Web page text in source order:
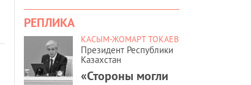
РЕПЛИКА
КАСЫМ-ЖОМАРТ ТОКАЕВ
Президент Республики
Казахстан
«Стороны могли